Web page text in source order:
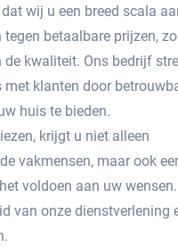
wij u een breed scala
tegen betaalbare prijzen,
de kwaliteit. Ons bedrijf
met klanten door
huis te bieden.
krijgt u niet alleen
vakmensen, maar ook
voldoen aan uw
van onze dienstverlening